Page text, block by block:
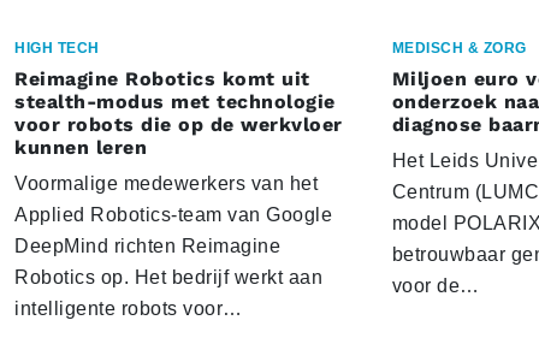
HIGH TECH
Reimagine Robotics komt uit
stealth-modus met technologie
voor robots die op de werkvloer
kunnen leren
Voormalige medewerkers van het
Applied Robotics-team van Google
DeepMind richten Reimagine
Robotics op. Het bedrijf werkt aan
intelligente robots voor…
MEDISCH & ZORG
Miljoen euro
onderzoek
diagnose
Het Leids
Centrum
model
betrouwbaar
voor de…